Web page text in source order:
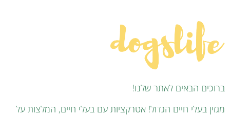
ברוכים הבאים לאתר שלנו!
מגזין בעלי חיים הגדול! אטרקציות עם בעלי חיים, המלצות על